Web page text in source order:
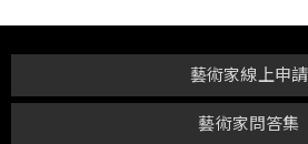
藝術家問答集
藝術家線上申請